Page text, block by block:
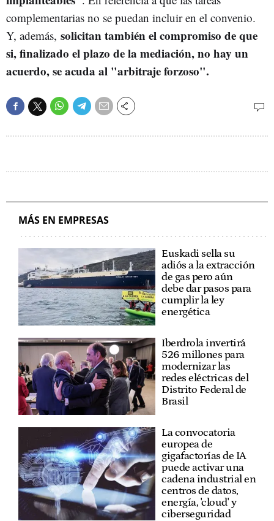
complementarias no se puedan incluir en el convenio.
Y, además, solicitan también el compromiso de que
si, finalizado el plazo de la mediación, no hay un
acuerdo, se acuda al "arbitraje forzoso".
MÁS EN EMPRESAS
Euskadi sella su
adiós a la extracción
de gas pero aún
debe dar pasos para
cumplir la ley
energética
Iberdrola invertirá
526 millones para
modernizar las
redes eléctricas del
Distrito Federal de
Brasil
La convocatoria
europea de
gigafactorías de IA
puede activar una
cadena industrial en
centros de datos,
energía, 'cloud' y
ciberseguridad